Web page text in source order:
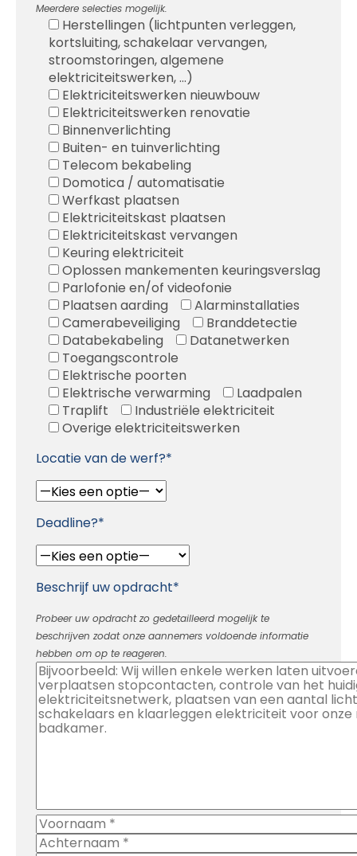
Meerdere selecties mogelijk.
Herstellingen (lichtpunten verleggen,
kortsluiting, schakelaar vervangen,
stroomstoringen, algemene
elektriciteitswerken, ...)
Elektriciteitswerken nieuwbouw
Elektriciteitswerken renovatie
Binnenverlichting
Buiten- en tuinverlichting
Telecom bekabeling
Domotica / automatisatie
Werfkast plaatsen
Elektriciteitskast plaatsen
Elektriciteitskast vervangen
Keuring elektriciteit
Oplossen mankementen keuringsverslag
Parlofonie en/of videofonie
Plaatsen aarding
Alarminstallaties
Camerabeveiliging
Branddetectie
Databekabeling
Datanetwerken
Toegangscontrole
Elektrische poorten
Elektrische verwarming
Laadpalen
Traplift
Industriële elektriciteit
Overige elektriciteitswerken
Locatie van de werf?*
Deadline?*
Beschrijf uw opdracht*
Probeer uw opdracht zo gedetailleerd mogelijk te
beschrijven zodat onze aannemers voldoende informatie
hebben om op te reageren.